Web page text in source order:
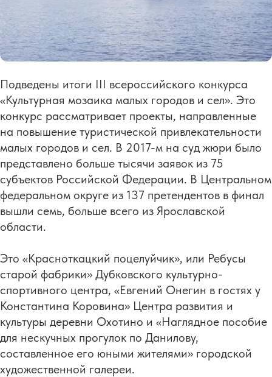
Подведены итоги III всероссийского конкурса
«Культурная мозаика малых городов и сел». Это
конкурс рассматривает проекты, направленные
на повышение туристической привлекательности
малых городов и сел. В 2017-м на суд жюри было
представлено больше тысячи заявок из 75
субъектов Российской Федерации. В Центральном
федеральном округе из 137 претендентов в финал
вышли семь, больше всего из Ярославской
области.
Это «Красноткацкий поцелуйчик», или Ребусы
старой фабрики» Дубковского культурно-
спортивного центра, «Евгений Онегин в гостях у
Константина Коровина» Центра развития и
культуры деревни Охотино и «Наглядное пособие
для нескучных прогулок по Данилову,
составленное его юными жителями» городской
художественной галереи.